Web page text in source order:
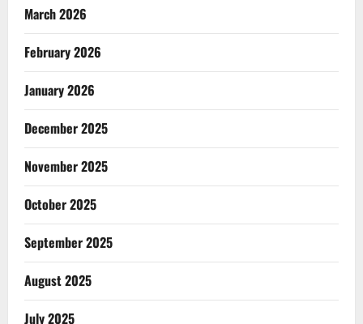
March 2026
February 2026
January 2026
December 2025
November 2025
October 2025
September 2025
August 2025
July 2025